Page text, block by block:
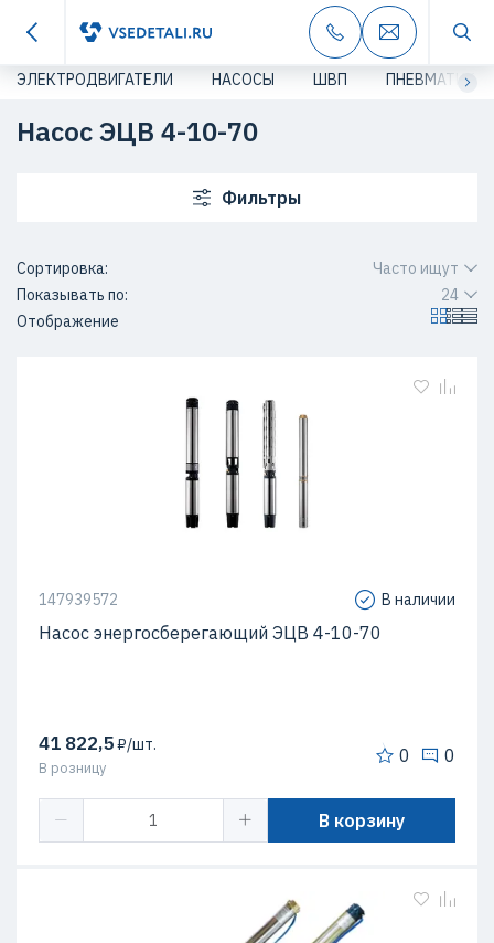
ЭЛЕКТРОДВИГАТЕЛИ НАСОСЫ ШВП ПНЕВМАТИКА
Насос ЭЦВ 4-10-70
Фильтры
Сортировка:
Часто ищут
Показывать по:
24
Отображение
147939572 В наличии
Насос энергосберегающий ЭЦВ 4-10-70
41 822,5₽/шт.
В розницу
0 0
В корзину